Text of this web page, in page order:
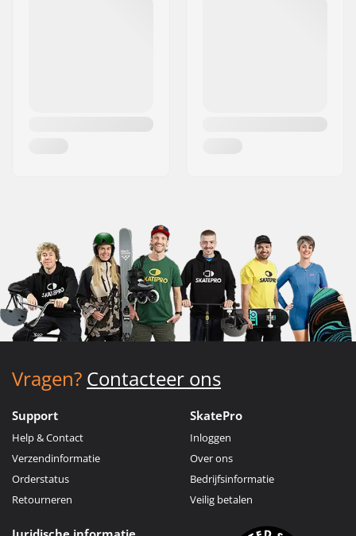
Vragen? Contacteer ons
Support
Help & Contact
Verzendinformatie
Orderstatus
Retourneren
SkatePro
Inloggen
Over ons
Bedrijfsinformatie
Veilig betalen